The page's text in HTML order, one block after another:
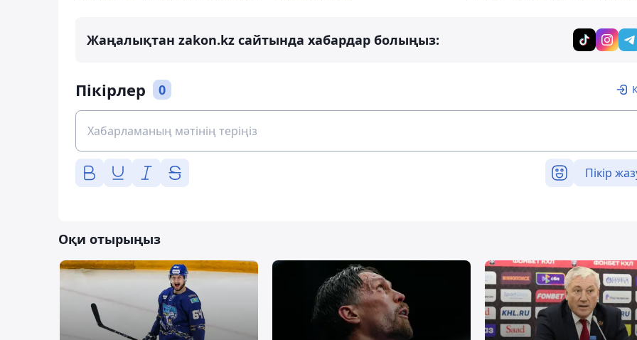
Жаңалықтан zakon.kz сайтында хабардар болыңыз:
Пікірлер 0
Пікір
Оқи отырыңыз